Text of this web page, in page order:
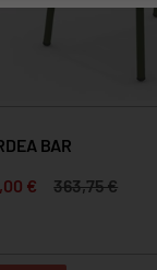
BAR
€
363,75 €